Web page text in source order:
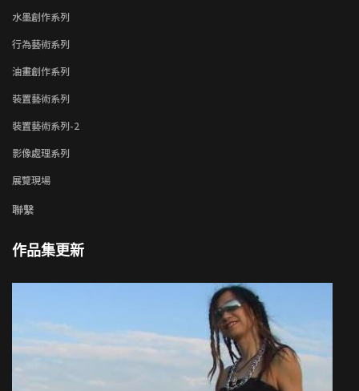
水墨創作系列
行為藝術系列
油畫創作系列
裝置藝術系列
裝置藝術系列-2
影像處理系列
展覽現場
聯繫
作品集更新